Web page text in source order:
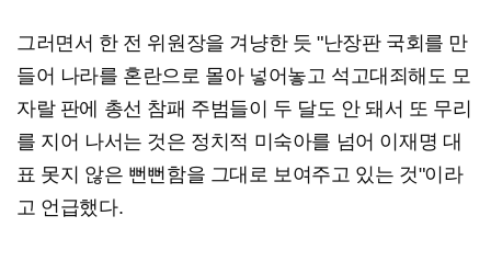
그러면서 한 전 위원장을 겨냥한 듯 "난장판 국회를 만
들어 나라를 혼란으로 몰아 넣어놓고 석고대죄해도 모
자랄 판에 총선 참패 주범들이 두 달도 안 돼서 또 무리
를 지어 나서는 것은 정치적 미숙아를 넘어 이재명 대
표 못지 않은 뻔뻔함을 그대로 보여주고 있는 것"이라
고 언급했다.